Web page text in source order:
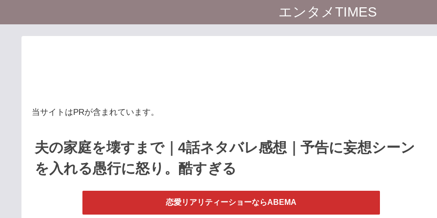
エンタメTIMES
当サイトはPRが含まれています。
夫の家庭を壊すまで｜4話ネタバレ感想｜予告に妄想シーン
を入れる愚行に怒り。酷すぎる
恋愛リアリティーショーならABEMA